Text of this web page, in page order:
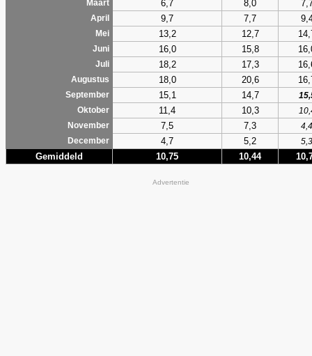
Maart 6,7 8,0
April 9,7 7,7
Mei 13,2 12,7
Juni 16,0 15,8
Juli 18,2 17,3
Augustus 18,0 20,6
September 15,1 14,7
Oktober
11,4 10,3
November
7,5 7,3
4,4
December
4,7 5,2 5,3
Gemiddeld 10,75 10,44
Advertentie